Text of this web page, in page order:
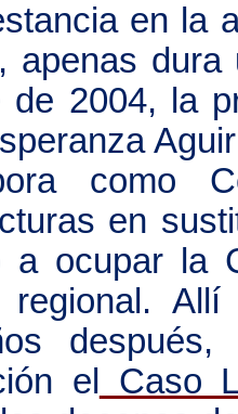
en la
apenas
de 2004, la
como
en
a ocupar la
regional.
el
Caso